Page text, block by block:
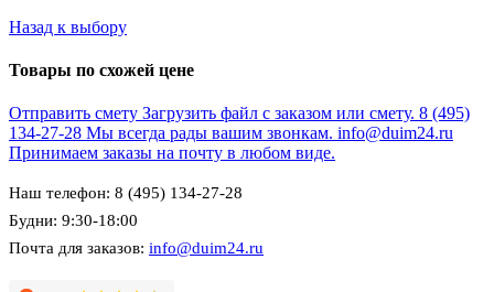
Назад к выбору
Товары по схожей цене
Отправить смету Загрузить файл с заказом или смету. 8 (495)
134-27-28 Мы всегда рады вашим звонкам. info@duim24.ru
Принимаем заказы на почту в любом виде.
Наш телефон: 8 (495) 134-27-28
Будни: 9:30-18:00
Почта для заказов: info@duim24.ru